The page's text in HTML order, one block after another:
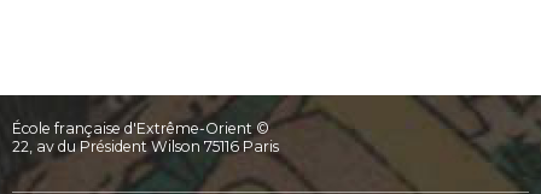
École française d'Extrême-Orient ©
22, av du Président Wilson 75116 Paris